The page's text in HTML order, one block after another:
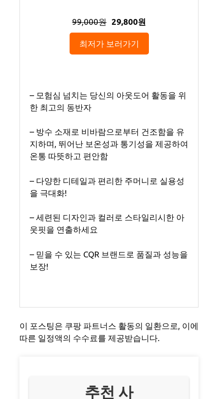
99,000원 29,800원
최저가 보러가기
– 모험심 넘치는 당신의 아웃도어 활동을 위
한 최고의 동반자
– 방수 소재로 비바람으로부터 건조함을 유
지하며, 뛰어난 보온성과 통기성을 제공하여
온통 따뜻하고 편안함
– 다양한 디테일과 편리한 주머니로 실용성
을 극대화!
– 세련된 디자인과 컬러로 스타일리시한 아
웃핏을 연출하세요
– 믿을 수 있는 CQR 브랜드로 품질과 성능을
보장!
이 포스팅은 쿠팡 파트너스 활동의 일환으로, 이에
따른 일정액의 수수료를 제공받습니다.
추천 사